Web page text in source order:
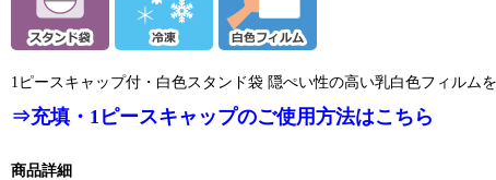
1ピースキャップ付・白色スタンド袋 隠ぺい性の高い乳白色フィルム
⇒充填・1ピースキャップのご使用方法はこちら
商品詳細